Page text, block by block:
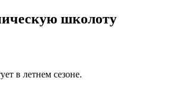
школоту
в летнем сезоне.